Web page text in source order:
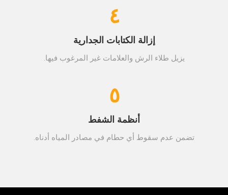
٤
إزالة الكتابات الجدارية
يزيل طلاء الرش والعلامات غير المرغوب فيها.
٥
أنظمة الشفط
تضمن عدم سقوط أي حطام في مصادر المياه أدناه.